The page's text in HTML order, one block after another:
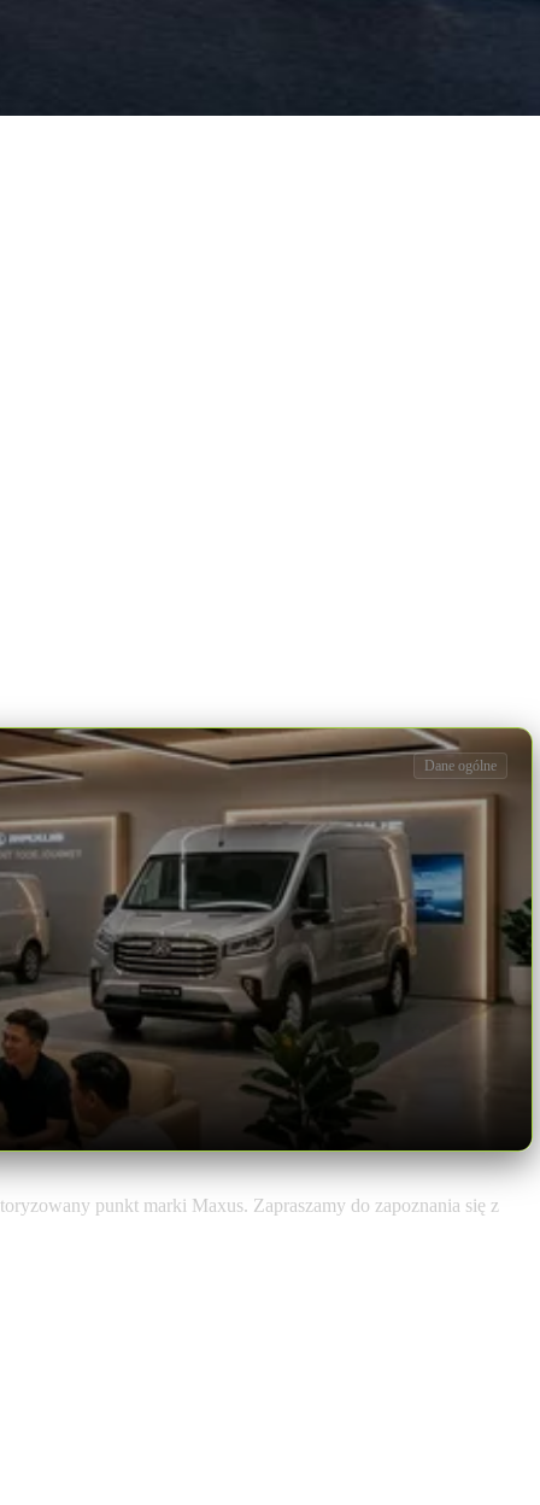
Dane ogólne
punkt marki Maxus. Zapraszamy do zapoznania się z